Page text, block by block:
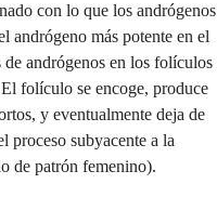
con lo que los andrógenos
andrógeno más potente en el
de andrógenos en los folículos
folículo se encoge, produce
y eventualmente deja de
proceso subyacente a la
de patrón femenino).